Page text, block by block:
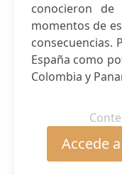
conocieron
momentos de
consecuencias.
España como
Colombia y
Accede